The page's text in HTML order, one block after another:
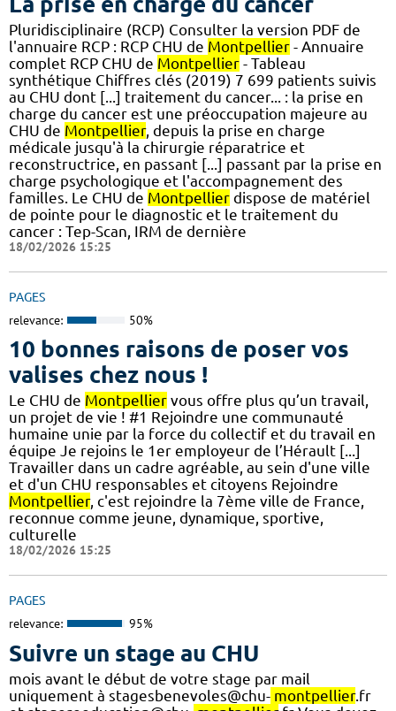
Pluridisciplinaire (RCP) Consulter la version PDF de
l'annuaire RCP : RCP CHU de Montpellier - Annuaire
complet RCP CHU de Montpellier - Tableau
synthétique Chiffres clés (2019) 7 699 patients suivis
au CHU dont [...] traitement du cancer... : la prise en
charge du cancer est une préoccupation majeure au
CHU de Montpellier, depuis la prise en charge
médicale jusqu'à la chirurgie réparatrice et
reconstructrice, en passant [...] passant par la prise en
charge psychologique et l'accompagnement des
familles. Le CHU de Montpellier dispose de matériel
de pointe pour le diagnostic et le traitement du
cancer : Tep-Scan, IRM de dernière
18/02/2026 15:25
PAGES
relevance: 50%
10 bonnes raisons de poser vos
valises chez nous !
Le CHU de Montpellier vous offre plus qu’un travail,
un projet de vie ! #1 Rejoindre une communauté
humaine unie par la force du collectif et du travail en
équipe Je rejoins le 1er employeur de l’Hérault [...]
Travailler dans un cadre agréable, au sein d'une ville
et d'un CHU responsables et citoyens Rejoindre
Montpellier, c'est rejoindre la 7ème ville de France,
reconnue comme jeune, dynamique, sportive,
culturelle
18/02/2026 15:25
PAGES
relevance: 95%
Suivre un stage au CHU
mois avant le début de votre stage par mail
uniquement à stagesbenevoles@chu- montpellier.fr